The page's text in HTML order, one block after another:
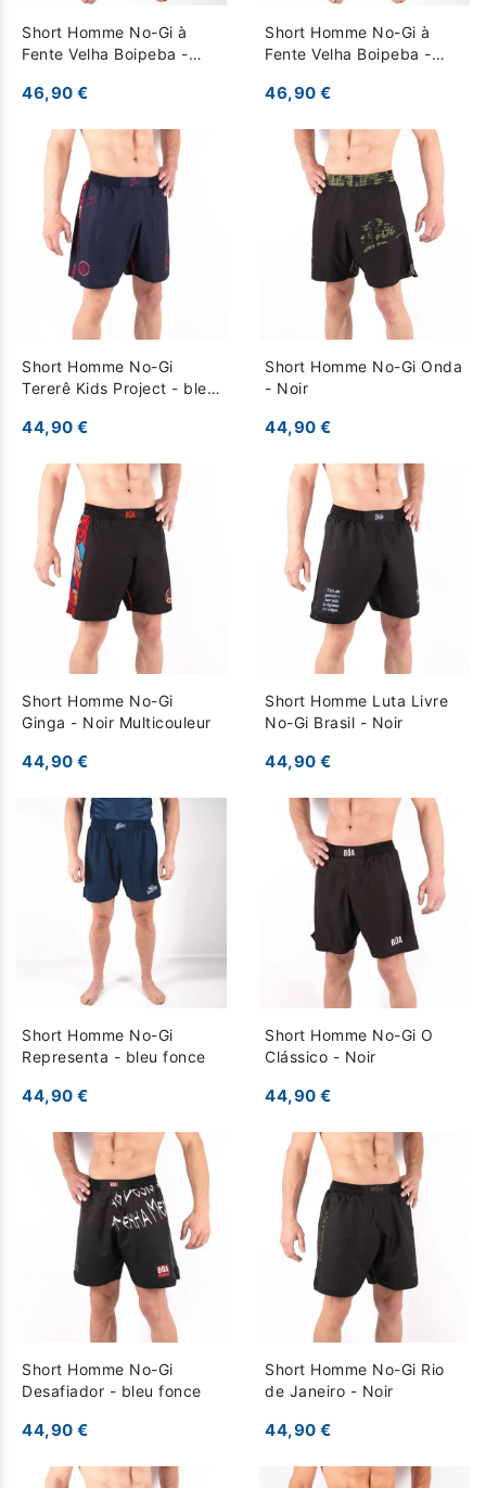
Short Homme No-Gi à
Fente Velha Boipeba -
46,90 €
Short Homme No-Gi à
Fente Velha Boipeba -
46,90 €
Short Homme No-Gi
Tererê Kids Project - bleu
44,90 €
Short Homme No-Gi Onda
- Noir
44,90 €
Short Homme No-Gi
Ginga - Noir Multicouleur
44,90 €
Short Homme Luta Livre
No-Gi Brasil - Noir
44,90 €
Short Homme No-Gi
Representa - bleu fonce
44,90 €
Short Homme No-Gi O
Clássico - Noir
44,90 €
Short Homme No-Gi
Desafiador - bleu fonce
44,90 €
Short Homme No-Gi Rio
de Janeiro - Noir
44,90 €